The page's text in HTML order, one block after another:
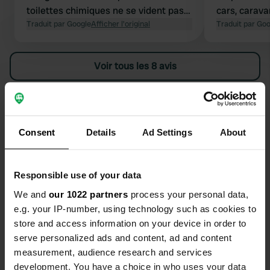
Consent Details Ad Settings About
Responsible use of your data
We and our 1022 partners process your personal data,
e.g. your IP-number, using technology such as cookies to
store and access information on your device in order to
serve personalized ads and content, ad and content
measurement, audience research and services
development. You have a choice in who uses your data
toilettes chimiques ne se vident pas.
Les sanitaires sont corrects, mais le
est superbe. C'est proche de la plage,
certes, mais à l'extérieur du
complexe.
Traduit par GoogleAfficher l'original
cars,
de l'espace
sont
les arbres.
Traduit par
Voir tous les 8 avis
Contact
Emplacement
Route des Campings 382
40160, Parentis-en-Born, France